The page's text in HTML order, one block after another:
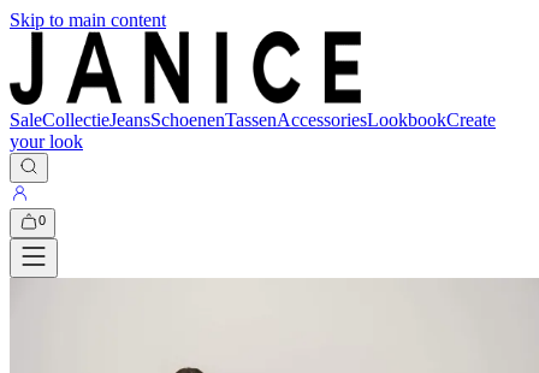
Skip to main content
SaleCollectieJeansSchoenenTassenAccessoriesLookbookCreate
your look
0